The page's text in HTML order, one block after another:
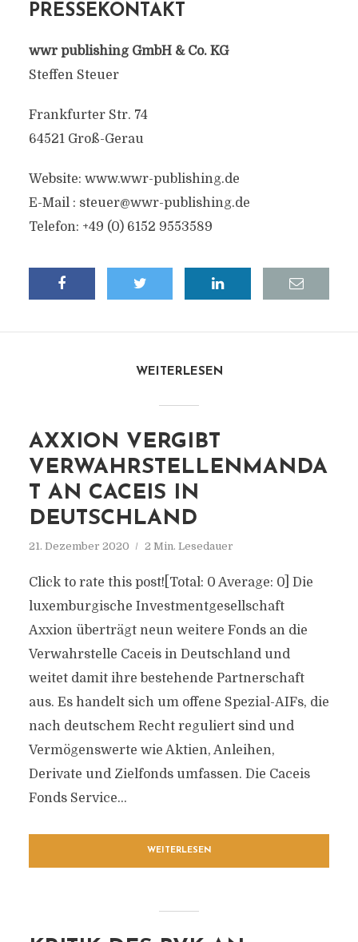
PRESSEKONTAKT
wwr publishing GmbH & Co. KG
Steffen Steuer
Frankfurter Str. 74
64521 Groß-Gerau
Website: www.wwr-publishing.de
E-Mail : steuer@wwr-publishing.de
Telefon: +49 (0) 6152 9553589
WEITERLESEN
AXXION VERGIBT
VERWAHRSTELLENMANDA
T AN CACEIS IN
DEUTSCHLAND
21. Dezember 2020 2 Min. Lesedauer
Click to rate this post![Total: 0 Average: 0] Die
luxemburgische Investmentgesellschaft
Axxion überträgt neun weitere Fonds an die
Verwahrstelle Caceis in Deutschland und
weitet damit ihre bestehende Partnerschaft
aus. Es handelt sich um offene Spezial-AIFs, die
nach deutschem Recht reguliert sind und
Vermögenswerte wie Aktien, Anleihen,
Derivate und Zielfonds umfassen. Die Caceis
Fonds Service...
WEITERLESEN